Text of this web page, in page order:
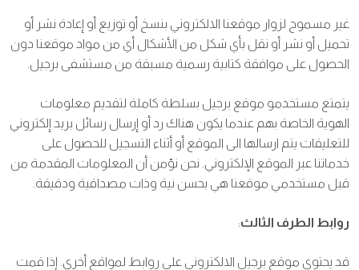
غير مسموح لزوار موقعنا الالكتروني بنسخ أو توزيع أو إعادة نشر أو
تحميل أو نشر أو نقل بأي شكل من الأشكال أي من مواد موقعنا دون
الحصول على موافقة كتابية رسمية مسبقة من مستشفى برجيل.
يتمتع مستخدمو موقع برجيل بسلطة كاملة لتقديم معلومات
الهوية الخاصة بهم عندما يكون هناك رد أو إرسال رسائل بريد إلكتروني
للتعليقات يتم ارسالها الى الموقع أو أثناء التسجيل للحصول على
خدماتنا عبر الموقع الإلكتروني. نحن نؤمن أن المعلومات المقدمة من
قبل مستخدمي موقعنا هي بحسن نية وذات مصداقية ودقيقة.
روابط الطرف الثالث:
قد يحتوي موقع برجيل الالكتروني على روابط لمواقع أخرى. إذا قمت